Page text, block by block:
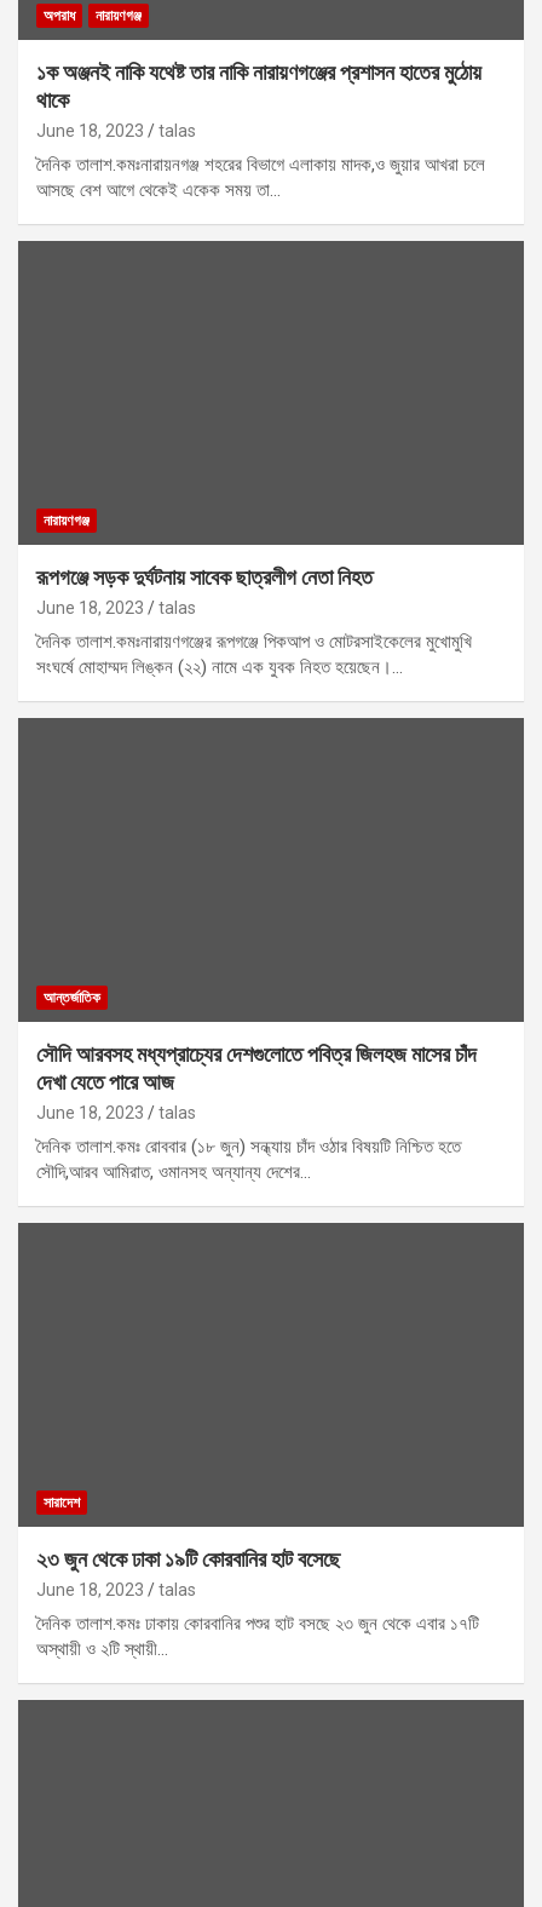
অপরাধ নারায়ণগঞ্জ
১ক অঞ্জনই নাকি যথেষ্ট তার নাকি নারায়ণগঞ্জের প্রশাসন হাতের মুঠোয়
থাকে
June 18, 2023 talas
দৈনিক তালাশ.কমঃনারায়নগঞ্জ শহরের বিভাগে এলাকায় মাদক,ও জুয়ার আখরা চলে
আসছে বেশ আগে থেকেই একেক সময় তা…
নারায়ণগঞ্জ
রূপগঞ্জে সড়ক দুর্ঘটনায় সাবেক ছাত্রলীগ নেতা নিহত
June 18, 2023 talas
দৈনিক তালাশ.কমঃনারায়ণগঞ্জের রূপগঞ্জে পিকআপ ও মোটরসাইকেলের মুখোমুখি
সংঘর্ষে মোহাম্মদ লিঙ্কন (২২) নামে এক যুবক নিহত হয়েছেন।…
আন্তর্জাতিক
সৌদি আরবসহ মধ্যপ্রাচ্যের দেশগুলোতে পবিত্র জিলহজ মাসের চাঁদ
দেখা যেতে পারে আজ
June 18, 2023 talas
দৈনিক তালাশ.কমঃ রোববার (১৮ জুন) সন্ধ্যায় চাঁদ ওঠার বিষয়টি নিশ্চিত হতে
সৌদি,আরব আমিরাত, ওমানসহ অন্যান্য দেশের…
সারাদেশ
২৩ জুন থেকে ঢাকা ১৯টি কোরবানির হাট বসেছে
June 18, 2023 talas
দৈনিক তালাশ.কমঃ ঢাকায় কোরবানির পশুর হাট বসছে ২৩ জুন থেকে এবার ১৭টি
অস্থায়ী ও ২টি স্থায়ী…